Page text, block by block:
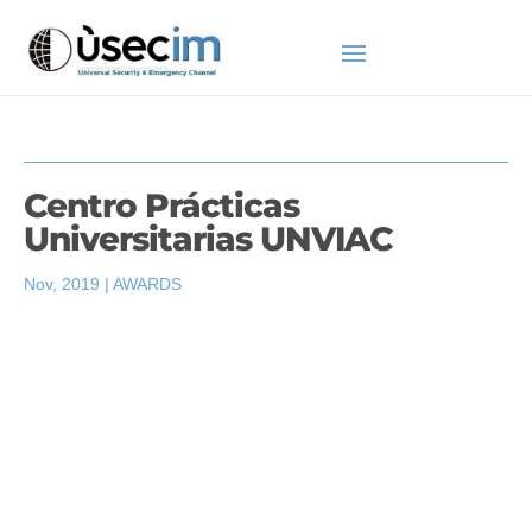
Centro Prácticas
Universitarias UNVIAC
Nov, 2019 | AWARDS